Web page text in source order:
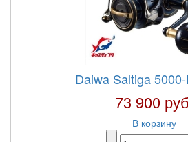
Daiwa Saltiga
73 900
В корзину